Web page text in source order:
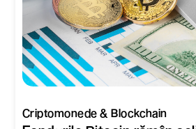
Criptomonede & Blockchain